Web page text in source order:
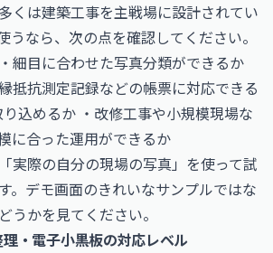
くは建築工事を主戦場に設計されてい
うなら、次の点を確認してください。
細目に合わせた写真分類ができるか
抵抗測定記録などの帳票に対応できる
込めるか ・改修工事や小規模現場な
に合った運用ができるか
実際の自分の現場の写真」を使って試
。デモ画面のきれいなサンプルではな
うかを見てください。
・電子小黒板の対応レベル